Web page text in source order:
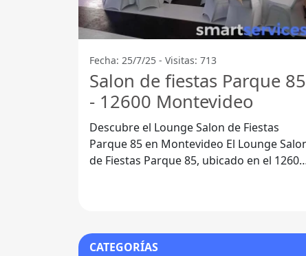
Fecha: 25/7/25 - Visitas: 713
Salon de fiestas Parque 85
- 12600 Montevideo
Descubre el Lounge Salon de Fiestas
Parque 85 en Montevideo El Lounge Salon
de Fiestas Parque 85, ubicado en el 12600
CATEGORÍAS